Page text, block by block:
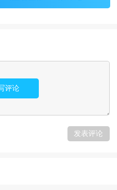
评论
发表评论